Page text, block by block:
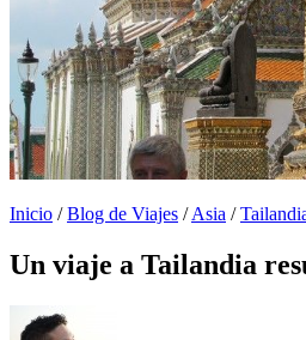
Inicio /Blog de Viajes /Asia /
Un viaje a Tailandia